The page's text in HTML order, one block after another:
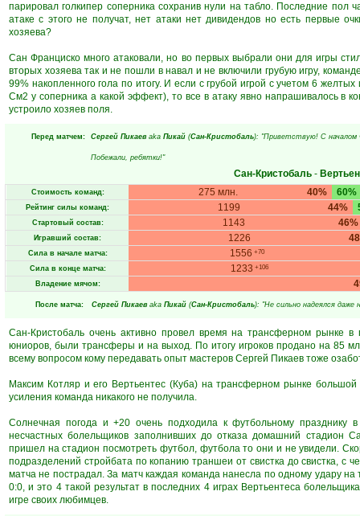
парировал голкипер соперника сохранив нули на табло. Последние пол
атаке с этого не получат, нет атаки нет дивидендов но есть первые
хозяева?
Сан Франциско много атаковали, но во первых выбрали они для игры
вторых хозяева так и не пошли в навал и не включили грубую игру,
99% накопленного гола по итогу. И если с грубой игрой с учетом 6
См2 у соперника а какой эффект), то все в атаку явно напрашивалось в
устроило хозяев поля.
Перед матчем: Сергей Пикаев aka Пикай (Сан-Кристобаль): "Приветствую! С началом
Побежали, ребятки!"
Сан-Кристобаль-
Стоимость команд: 40%
275 млн. 60%
Рейтинг силы команд: 44%
1199
Стартовый состав: 46%
1143
Игравший состав: 1226
Сила в начале матча: 1556 +70
Сила в конце матча: 1233 +106
Владение мячом:
После матча: Сергей Пикаев aka Пикай (Сан-Кристобаль): "Не сильно надеялся даже
Сан-Кристобаль очень активно провел время на трансферном рынке
юниоров, были трансферы и на выход. По итогу игроков продано на 85
всему вопросом кому передавать опыт мастеров Сергей Пикаев тоже
Максим Котляр и его Вертьентес (Куба) на трансферном рынке
усиления команда никакого не получила.
Солнечная погода и +20 очень подходила к футбольному празднику
несчастных болельщиков заполнивших до отказа домашний стадион
пришел на стадион посмотреть футбол, футбола то они и не увидели.
подразделений стройбата по копанию траншеи от свистка до свистка, с
матча не пострадал. За матч каждая команда нанесла по одному удару
0:0, и это 4 такой результат в последних 4 играх Вертьентеса
игре своих любимцев.